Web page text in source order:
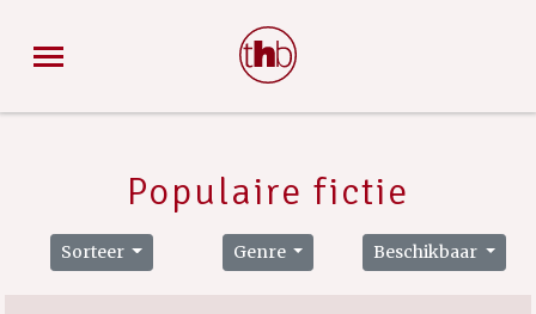
Populaire fictie
Sorteer Genre Beschikbaar